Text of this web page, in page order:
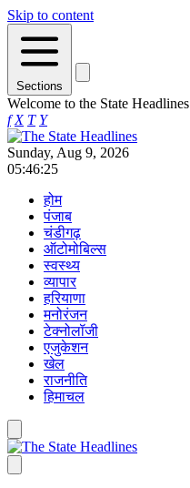
Skip to content
Sections
Welcome to the State Headlines
f X T Y
Sunday, Aug 9, 2026
05:46:25
होम
पंजाब
चंडीगढ़
ऑटोमोबिल्स
स्वस्थ्य
व्यापार
हरियाणा
मनोरंजन
टेक्नोलॉजी
एजुकेशन
खेल
राजनीति
हिमाचल